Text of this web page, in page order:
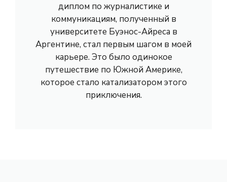
диплом по журналистике и
коммуникациям, полученный в
университете Буэнос-Айреса в
Аргентине, стал первым шагом в моей
карьере. Это было одинокое
путешествие по Южной Америке,
которое стало катализатором этого
приключения.